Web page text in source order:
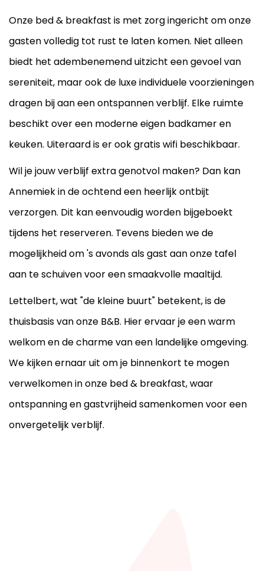
Onze bed & breakfast is met zorg ingericht om onze
gasten volledig tot rust te laten komen. Niet alleen
biedt het adembenemend uitzicht een gevoel van
sereniteit, maar ook de luxe individuele voorzieningen
dragen bij aan een ontspannen verblijf. Elke ruimte
beschikt over een moderne eigen badkamer en
keuken. Uiteraard is er ook gratis wifi beschikbaar.
Wil je jouw verblijf extra genotvol maken? Dan kan
Annemiek in de ochtend een heerlijk ontbijt
verzorgen. Dit kan eenvoudig worden bijgeboekt
tijdens het reserveren. Tevens bieden we de
mogelijkheid om 's avonds als gast aan onze tafel
aan te schuiven voor een smaakvolle maaltijd.
Lettelbert, wat "de kleine buurt" betekent, is de
thuisbasis van onze B&B. Hier ervaar je een warm
welkom en de charme van een landelijke omgeving.
We kijken ernaar uit om je binnenkort te mogen
verwelkomen in onze bed & breakfast, waar
ontspanning en gastvrijheid samenkomen voor een
onvergetelijk verblijf.